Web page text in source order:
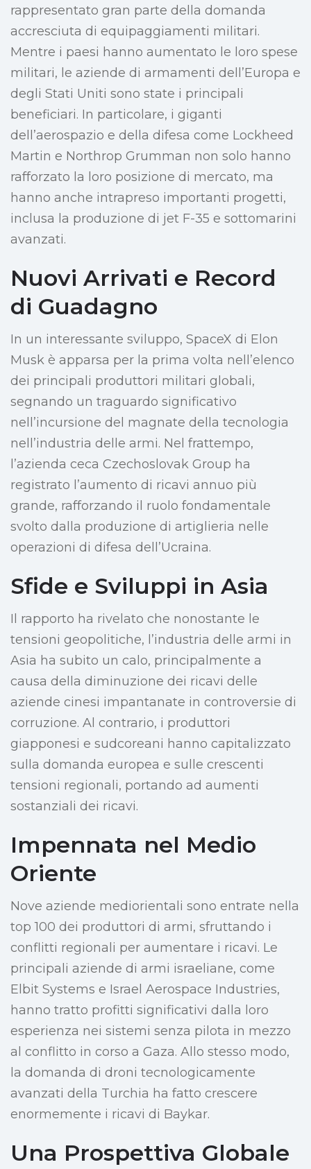
rappresentato gran parte della domanda
accresciuta di equipaggiamenti militari.
Mentre i paesi hanno aumentato le loro spese
militari, le aziende di armamenti dell’Europa e
degli Stati Uniti sono state i principali
beneficiari. In particolare, i giganti
dell’aerospazio e della difesa come Lockheed
Martin e Northrop Grumman non solo hanno
rafforzato la loro posizione di mercato, ma
hanno anche intrapreso importanti progetti,
inclusa la produzione di jet F-35 e sottomarini
avanzati.
Nuovi Arrivati e Record
di Guadagno
In un interessante sviluppo, SpaceX di Elon
Musk è apparsa per la prima volta nell’elenco
dei principali produttori militari globali,
segnando un traguardo significativo
nell’incursione del magnate della tecnologia
nell’industria delle armi. Nel frattempo,
l’azienda ceca Czechoslovak Group ha
registrato l’aumento di ricavi annuo più
grande, rafforzando il ruolo fondamentale
svolto dalla produzione di artiglieria nelle
operazioni di difesa dell’Ucraina.
Sfide e Sviluppi in Asia
Il rapporto ha rivelato che nonostante le
tensioni geopolitiche, l’industria delle armi in
Asia ha subito un calo, principalmente a
causa della diminuzione dei ricavi delle
aziende cinesi impantanate in controversie di
corruzione. Al contrario, i produttori
giapponesi e sudcoreani hanno capitalizzato
sulla domanda europea e sulle crescenti
tensioni regionali, portando ad aumenti
sostanziali dei ricavi.
Impennata nel Medio
Oriente
Nove aziende mediorientali sono entrate nella
top 100 dei produttori di armi, sfruttando i
conflitti regionali per aumentare i ricavi. Le
principali aziende di armi israeliane, come
Elbit Systems e Israel Aerospace Industries,
hanno tratto profitti significativi dalla loro
esperienza nei sistemi senza pilota in mezzo
al conflitto in corso a Gaza. Allo stesso modo,
la domanda di droni tecnologicamente
avanzati della Turchia ha fatto crescere
enormemente i ricavi di Baykar.
Una Prospettiva Globale